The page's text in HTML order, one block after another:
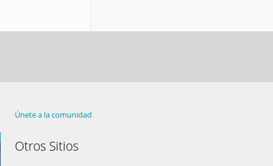
Únete a la comunidad
Otros Sitios